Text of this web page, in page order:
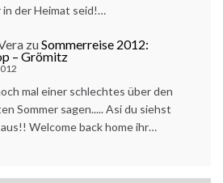
in der Heimat seid!…
zuSommerreise 2012:
– Grömitz
mal einer schlechtes über den
Sommer sagen..... Asi du siehst
Welcome back home ihr…